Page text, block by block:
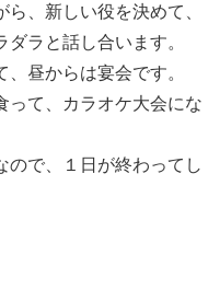
、新しい役を決めて、
ラと話し合います。
昼からは宴会です。
って、カラオケ大会にな
ので、１日が終わってし